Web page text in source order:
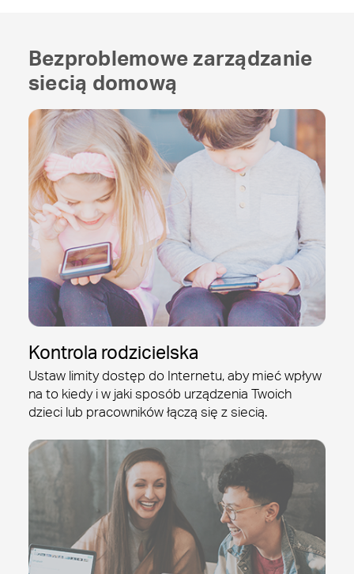
Bezproblemowe zarządzanie
siecią domową
Kontrola rodzicielska
Ustaw limity dostęp do Internetu, aby mieć wpływ
na to kiedy i w jaki sposób urządzenia Twoich
dzieci lub pracowników łączą się z siecią.